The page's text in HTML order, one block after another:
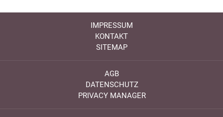
IMPRESSUM
KONTAKT
SITEMAP
AGB
DATENSCHUTZ
PRIVACY MANAGER